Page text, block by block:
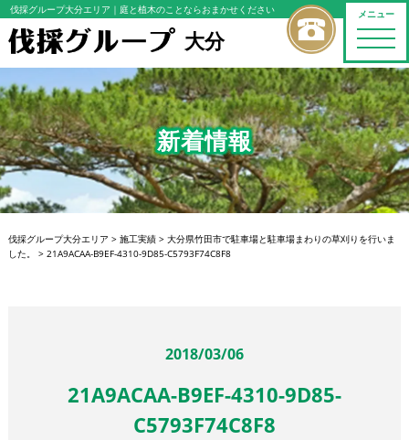
メニュー
toggle
伐採グループ大分エリア ｜庭と植木のことならおまかせください
大分
新着情報
伐採グループ大分エリア > 施工実績> 大分県竹田市で駐車場と駐車場まわりの草刈りを行いま
した。
> 21A9ACAA-B9EF-4310-9D85-C5793F74C8F8
2018/03/06
21A9ACAA-B9EF-4310-9D85-
C5793F74C8F8